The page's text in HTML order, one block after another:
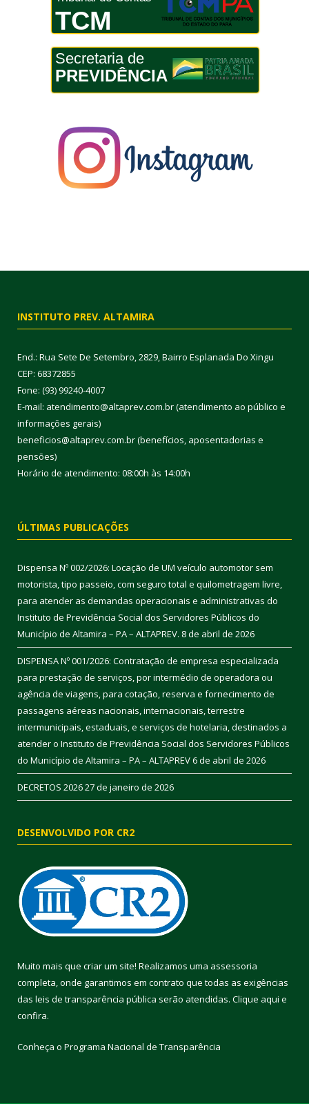
TCM
Secretaria de
PREVIDÊNCIA
INSTITUTO PREV. ALTAMIRA
End.: Rua Sete De Setembro, 2829, Bairro Esplanada Do Xingu
CEP: 68372855
Fone: (93) 99240-4007
E-mail: atendimento@altaprev.com.br (atendimento ao público e
informações gerais)
beneficios@altaprev.com.br (benefícios, aposentadorias e
pensões)
Horário de atendimento: 08:00h às 14:00h
ÚLTIMAS PUBLICAÇÕES
Dispensa Nº 002/2026: Locação de UM veículo automotor sem
motorista, tipo passeio, com seguro total e quilometragem livre,
para atender as demandas operacionais e administrativas do
Instituto de Previdência Social dos Servidores Públicos do
Município de Altamira – PA – ALTAPREV. 8 de abril de 2026
DISPENSA Nº 001/2026: Contratação de empresa especializada
para prestação de serviços, por intermédio de operadora ou
agência de viagens, para cotação, reserva e fornecimento de
passagens aéreas nacionais, internacionais, terrestre
intermunicipais, estaduais, e serviços de hotelaria, destinados a
atender o Instituto de Previdência Social dos Servidores Públicos
do Município de Altamira – PA – ALTAPREV6 de abril de 2026
DECRETOS 202627 de janeiro de 2026
DESENVOLVIDO POR CR2
Muito mais que criar um site! Realizamos uma assessoria
completa, onde garantimos em contrato que todas as exigências
das leis de transparência pública serão atendidas. Clique aqui e
confira.
Conheça o Programa Nacional de Transparência